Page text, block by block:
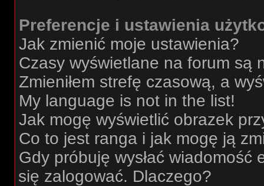
Preferencje i ustawienia
Jak zmienić moje ustawienia?
Czasy wyświetlane na forum są
Zmieniłem strefę czasową, a
My language is not in the list!
Jak mogę wyświetlić obrazek
Co to jest ranga i jak mogę ją
Gdy próbuję wysłać
się zalogować. Dlaczego?